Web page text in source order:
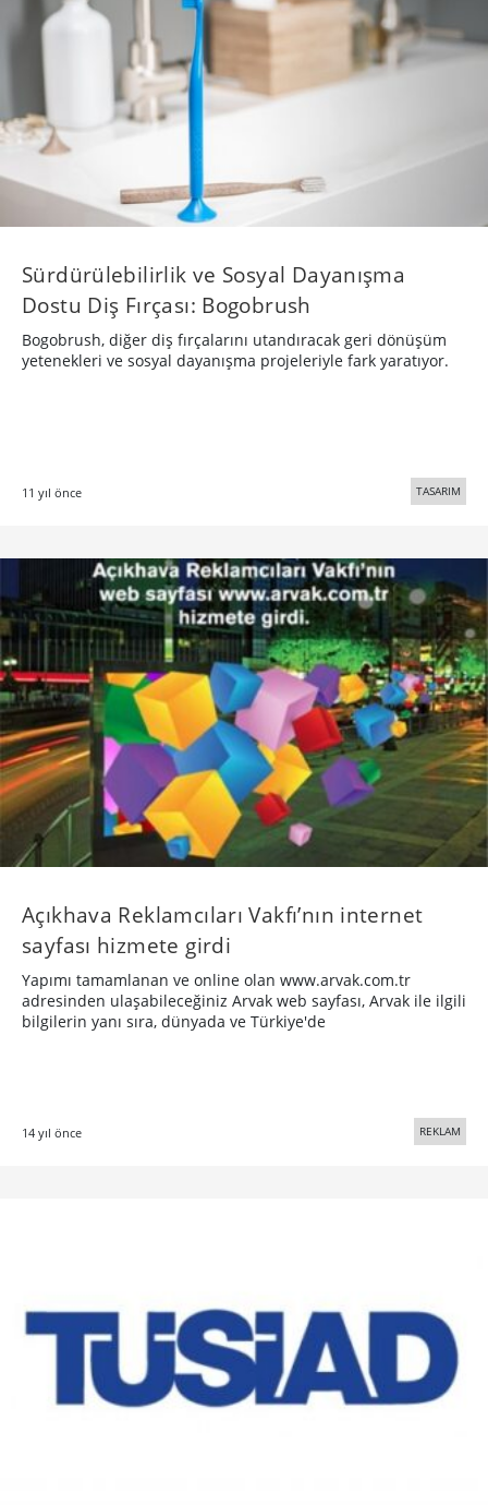
Sürdürülebilirlik ve Sosyal Dayanışma
Dostu Diş Fırçası: Bogobrush
Bogobrush, diğer diş fırçalarını utandıracak geri dönüşüm
yetenekleri ve sosyal dayanışma projeleriyle fark yaratıyor.
11 yıl önce TASARIM
Açıkhava Reklamcıları Vakfı’nın internet
sayfası hizmete girdi
Yapımı tamamlanan ve online olan www.arvak.com.tr
adresinden ulaşabileceğiniz Arvak web sayfası, Arvak ile ilgili
bilgilerin yanı sıra, dünyada ve Türkiye'de
14 yıl önce REKLAM